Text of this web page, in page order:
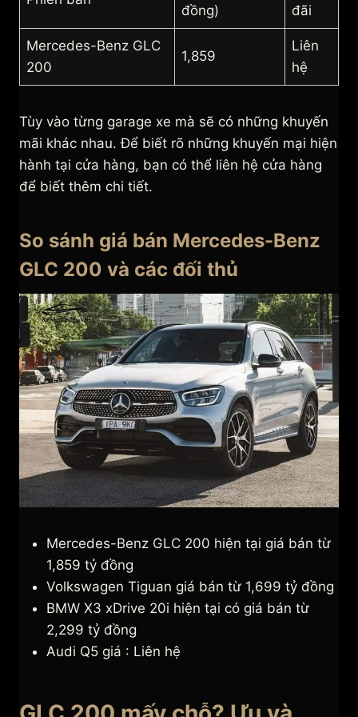
đồng) đãi
Mercedes-Benz GLC
200
1,859
Liên
hệ
Tùy vào từng garage xe mà sẽ có những khuyến
mãi khác nhau. Để biết rõ những khuyến mại hiện
hành tại cửa hàng, bạn có thể liên hệ cửa hàng
để biết thêm chi tiết.
So sánh giá bán Mercedes-Benz
GLC 200 và các đối thủ
Mercedes-Benz GLC 200 hiện tại giá bán từ
1,859 tỷ đồng
Volkswagen Tiguan giá bán từ 1,699 tỷ đồng
BMW X3 xDrive 20i hiện tại có giá bán từ
2,299 tỷ đồng
Audi Q5 giá : Liên hệ